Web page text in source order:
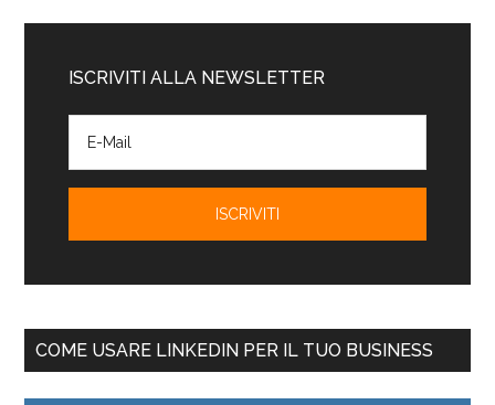
ISCRIVITI ALLA NEWSLETTER
COME USARE LINKEDIN PER IL TUO BUSINESS